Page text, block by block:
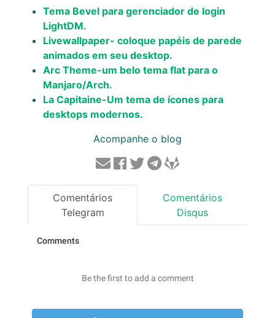
Tema Bevel para gerenciador de login
LightDM.
Livewallpaper- coloque papéis de parede
animados em seu desktop.
Arc Theme-um belo tema flat para o
Manjaro/Arch.
La Capitaine-Um tema de ícones para
desktops modernos.
Acompanhe o blog
Comentários
Telegram
Comentários
Disqus